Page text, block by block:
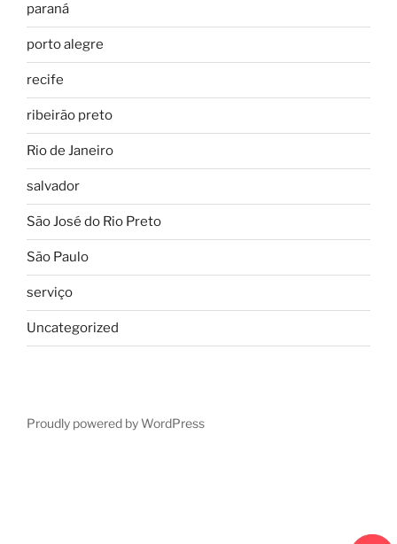
paraná
porto alegre
recife
ribeirão preto
Rio de Janeiro
salvador
São José do Rio Preto
São Paulo
serviço
Uncategorized
Proudly powered by WordPress